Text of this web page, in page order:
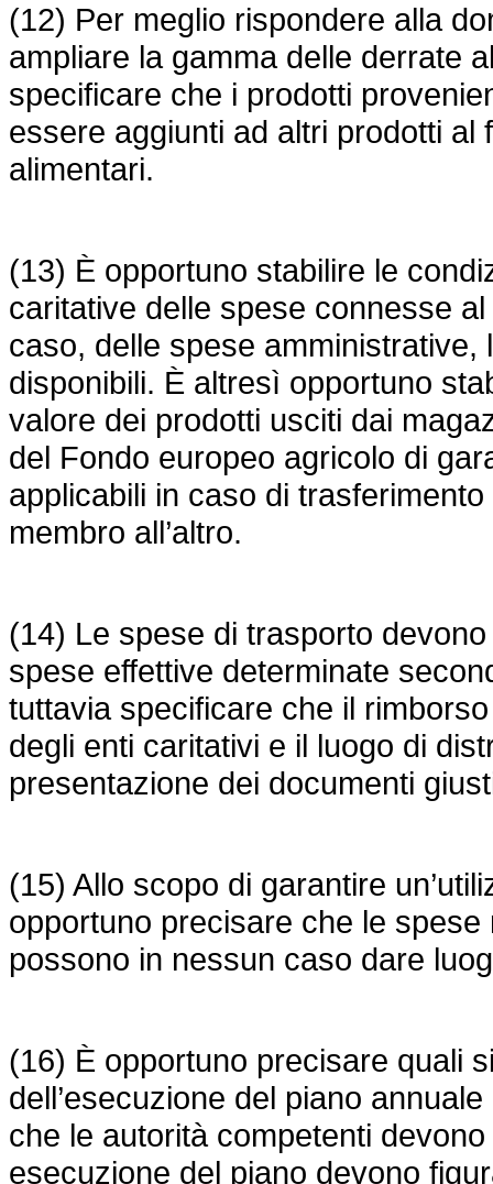
(12) Per meglio rispondere alla
ampliare la gamma delle derrate
specificare che i prodotti
essere aggiunti ad altri prodotti
alimentari.
(13) È opportuno stabilire le
caritative delle spese connesse
caso, delle spese
disponibili. È altresì opportuno
valore dei prodotti usciti dai
del Fondo europeo agricolo di
applicabili in caso di
membro all’altro.
(14) Le spese di trasporto
spese effettive determinate
tuttavia specificare che il
degli enti caritativi e il luogo di
presentazione dei documenti
(15) Allo scopo di garantire
opportuno precisare che le
possono in nessun caso dare
(16) È opportuno precisare quali
dell’esecuzione del piano
che le autorità competenti
esecuzione del piano devono